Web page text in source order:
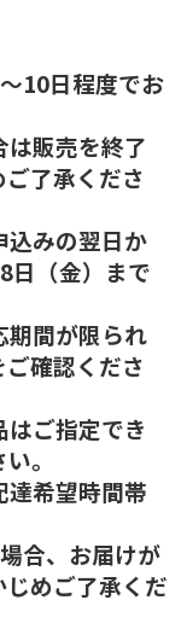
10日程度でお
販売を終了
了承くださ
みの翌日か
日（金）まで
間が限られ
確認くださ
ご指定でき
。
希望時間帯
合、お届けが
めご了承くだ